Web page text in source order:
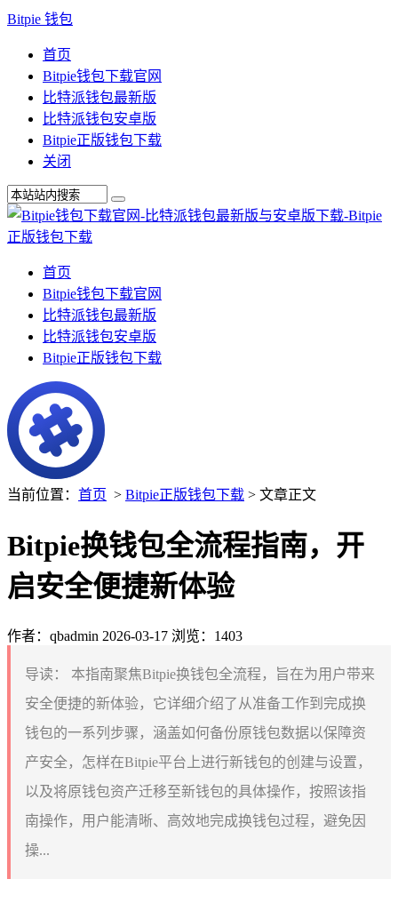
Bitpie 钱包
首页
Bitpie钱包下载官网
比特派钱包最新版
比特派钱包安卓版
Bitpie正版钱包下载
关闭
首页
Bitpie钱包下载官网
比特派钱包最新版
比特派钱包安卓版
Bitpie正版钱包下载
当前位置： 首页 > Bitpie正版钱包下载 > 文章正文
Bitpie换钱包全流程指南，开
启安全便捷新体验
作者：qbadmin 2026-03-17 浏览：1403
导读：
本指南聚焦Bitpie换钱包全流程，旨在为用户带来
安全便捷的新体验，它详细介绍了从准备工作到完成换
钱包的一系列步骤，涵盖如何备份原钱包数据以保障资
产安全，怎样在Bitpie平台上进行新钱包的创建与设置，
以及将原钱包资产迁移至新钱包的具体操作，按照该指
南操作，用户能清晰、高效地完成换钱包过程，避免因
操...